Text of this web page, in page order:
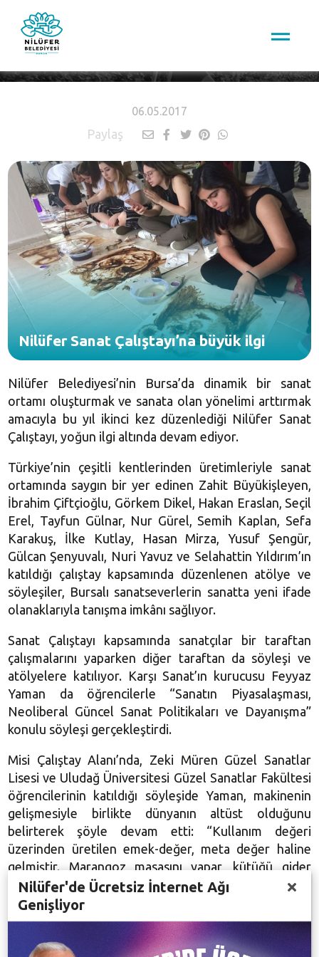
06.05.2017
Paylaş
Nilüfer Sanat Çalıştayı’na büyük ilgi
Nilüfer Belediyesi’nin Bursa’da dinamik bir sanat
ortamı oluşturmak ve sanata olan yönelimi arttırmak
amacıyla bu yıl ikinci kez düzenlediği Nilüfer Sanat
Çalıştayı, yoğun ilgi altında devam ediyor.
Türkiye’nin çeşitli kentlerinden üretimleriyle sanat
ortamında saygın bir yer edinen Zahit Büyükişleyen,
İbrahim Çiftçioğlu, Görkem Dikel, Hakan Eraslan, Seçil
Erel, Tayfun Gülnar, Nur Gürel, Semih Kaplan, Sefa
Karakuş, İlke Kutlay, Hasan Mirza, Yusuf Şengür,
Gülcan Şenyuvalı, Nuri Yavuz ve Selahattin Yıldırım’ın
katıldığı çalıştay kapsamında düzenlenen atölye ve
söyleşiler, Bursalı sanatseverlerin sanatta yeni ifade
olanaklarıyla tanışma imkânı sağlıyor.
Sanat Çalıştayı kapsamında sanatçılar bir taraftan
çalışmalarını yaparken diğer taraftan da söyleşi ve
atölyelere katılıyor. Karşı Sanat’ın kurucusu Feyyaz
Yaman da öğrencilerle “Sanatın Piyasalaşması,
Neoliberal Güncel Sanat Politikaları ve Dayanışma”
konulu söyleşi gerçekleştirdi.
Misi Çalıştay Alanı’nda, Zeki Müren Güzel Sanatlar
Lisesi ve Uludağ Üniversitesi Güzel Sanatlar Fakültesi
öğrencilerinin katıldığı söyleşide Yaman, makinenin
gelişmesiyle birlikte dünyanın altüst olduğunu
belirterek şöyle devam etti: “Kullanım değeri
üzerinden üretilen emek-değer, meta değer haline
gelmiştir. Marangoz masasını yapar, kütüğü gider
ağaçken seçer. Yani nesneyle kurduğu ilişki tamamen
kullanım değeri üzerindendir ve bu bir bilgi üretir.
Bütün bunlar insanın nesneyle üretim ilişkileri
üzerinden kurduğu kullanım değeridir. Ama sonra
Nilüfer'de Ücretsiz İnternet Ağı
Genişliyor